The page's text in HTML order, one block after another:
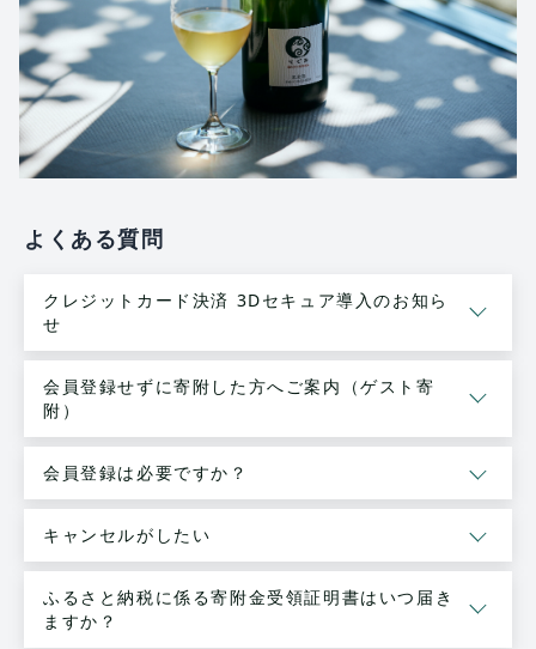
よくある質問
クレジットカード決済 3Dセキュア導入のお知ら
せ
会員登録せずに寄附した方へご案内（ゲスト寄
附）
会員登録は必要ですか？
キャンセルがしたい
ふるさと納税に係る寄附金受領証明書はいつ届き
ますか？